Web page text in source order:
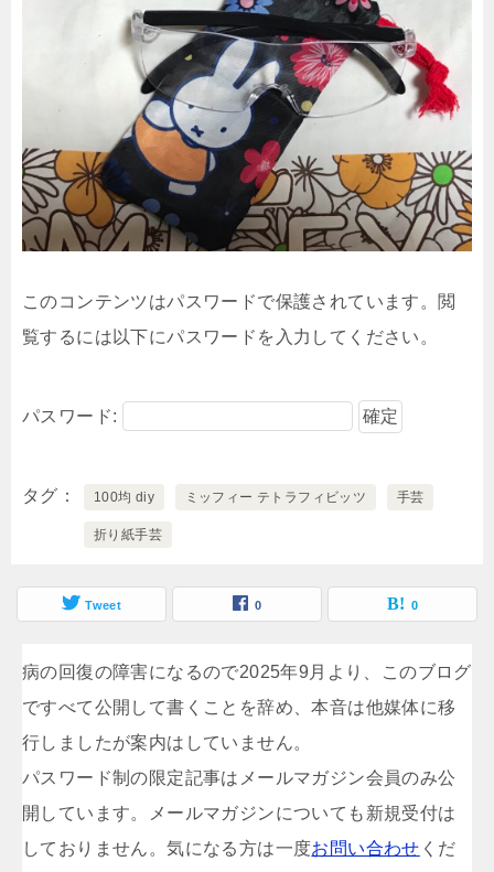
このコンテンツはパスワードで保護されています。閲
覧するには以下にパスワードを入力してください。
パスワード:
タグ 100均 diy ミッフィー テトラフィビッツ 手芸
折り紙手芸
Tweet 0 0
病の回復の障害になるので2025年9月より、このブログ
ですべて公開して書くことを辞め、本音は他媒体に移
行しましたが案内はしていません。
パスワード制の限定記事はメールマガジン会員のみ公
開しています。メールマガジンについても新規受付は
しておりません。気になる方は一度お問い合わせ くだ